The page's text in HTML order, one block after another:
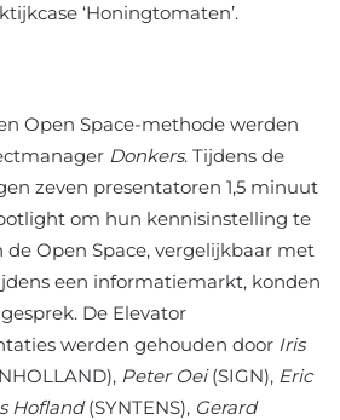
‘Honingtomaten’.
Open Space-methode werden
Donkers. Tijdens de
zeven presentatoren 1,5 minuut
om hun kennisinstelling te
Open Space, vergelijkbaar met
een informatiemarkt, konden
De Elevator
werden gehouden door Iris
Peter Oei(SIGN), Eric
Hofland(SYNTENS), Gerard